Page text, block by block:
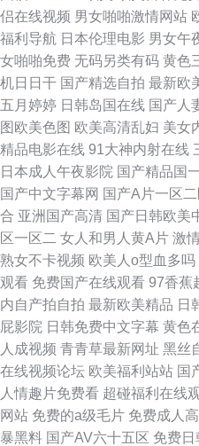
侣在线视频 男女啪啪激情网站
福利导航 日本伦理电影 男女午
女啪啪免费 无码另类有码 黄色
机日日干 国产精选自拍 最新欧
五月婷婷 日韩岛国在线 国产人
图欧美色图 欧美高清乱妇 美女
精品电影在线 91大神内射在线
日本成人午夜影院 国产精品国
国产中文字幕网 国产A片一区
合 亚洲国产高清 国产日韩欧美
区一区二 女人和男人黄A片 激
熟女不卡视频 欧美人o型血多吗
观看 免费国产在线观看 97香蕉
内自产拍自拍 最新欧美精品 日
屁影院 日韩免费中文字幕 黄色
人成视频 青青草最新网址 黑丝
在线视频论坛 欧美福利站站 国
人情趣片免费看 超碰福利在线
网站 免费的a级毛片 免费成人
暴黑料 国产AV六十五区 免费日